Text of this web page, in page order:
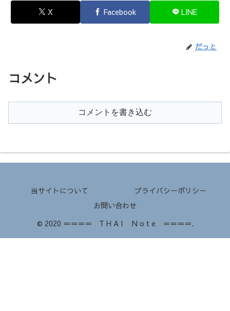
X Facebook LINE
だっと
コメント
コメントを書き込む
当サイトについて
プライバシーポリシー
お問い合わせ
© 2020 ＝＝＝＝ T H A I N o t e ＝＝＝＝.